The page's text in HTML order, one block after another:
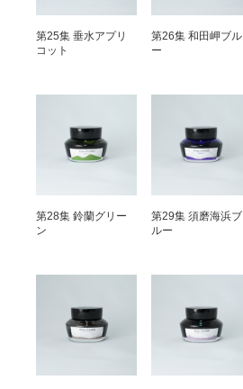
第25集 垂水アプリ
コット
第26集 和田岬ブル
ー
第28集 鈴蘭グリー
ン
第29集 須磨海浜ブ
ルー